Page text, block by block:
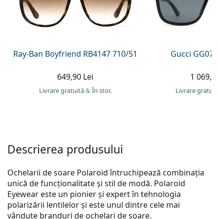
Persol
Prada
Ray-Ban Boyfriend RB4147 710/51
649,90 Lei
Livrare gratuită& În stoc
Gucci
1
Livrare
Descrierea produsului
Ochelarii de soare Polaroid întruchipează combinația
unică de funcționalitate și stil de modă. Polaroid
Eyewear este un pionier și expert în tehnologia
polarizării lentilelor și este unul dintre cele mai
vândute branduri de ochelari de soare.